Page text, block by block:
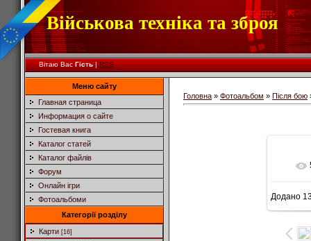
Військова техніка та зброя
Вітаю Вас Гість|RSS
Меню сайту
Главная страница
Информация о сайте
Гостевая книга
Каталог статей
Каталог файлів
Форум
Онлайн ігри
Фотоальбоми
Категорії розділу
Карти [16]
Головна » Фотоальбом » Після бою
Додано